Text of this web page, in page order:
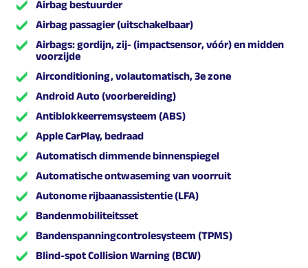
Airbag bestuurder
Airbag passagier (uitschakelbaar)
Airbags: gordijn, zij- (impactsensor, vóór) en midden
voorzijde
Airconditioning, volautomatisch, 3e zone
Android Auto (voorbereiding)
Antiblokkeerremsysteem (ABS)
Apple CarPlay, bedraad
Automatisch dimmende binnenspiegel
Automatische ontwaseming van voorruit
Autonome rijbaanassistentie (LFA)
Bandenmobiliteitsset
Bandenspanningcontrolesysteem (TPMS)
Blind-spot Collision Warning (BCW)